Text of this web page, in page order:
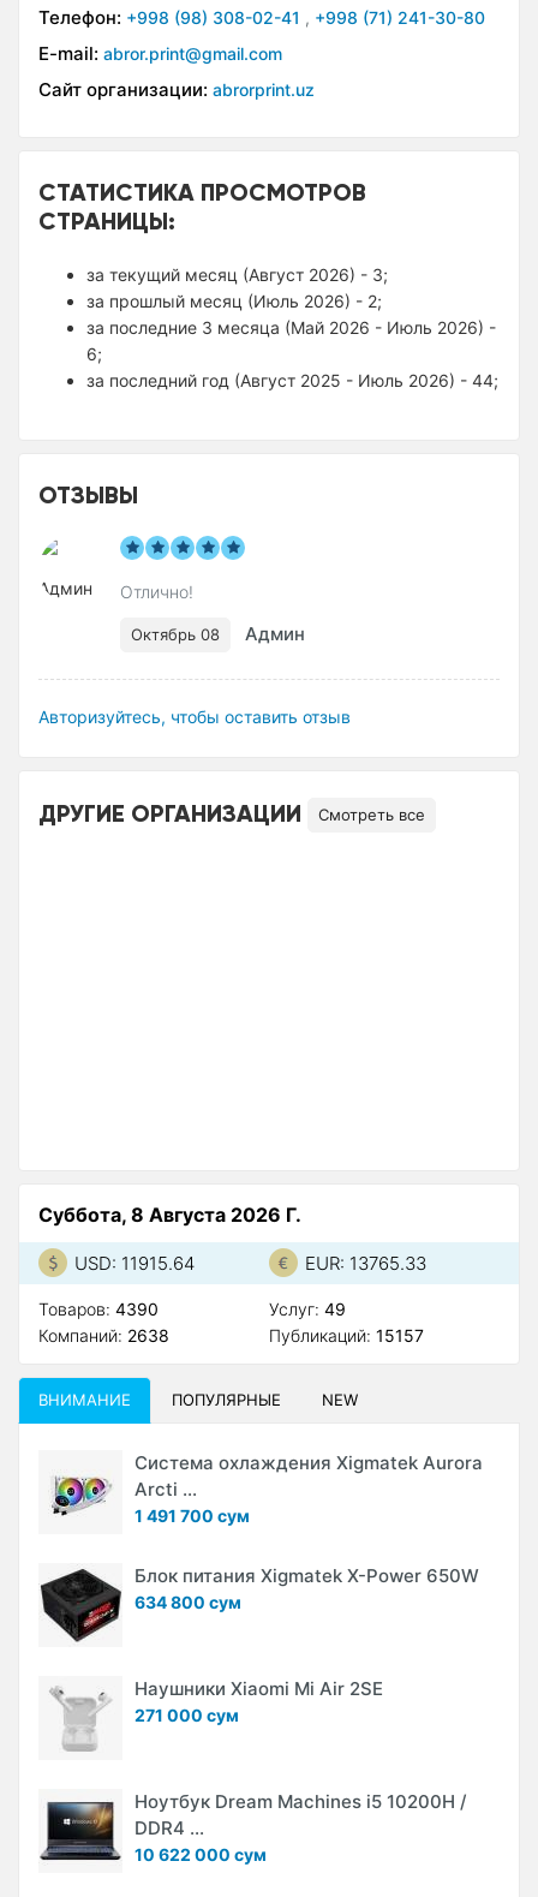
Телефон: +998 (98) 308-02-41 , +998 (71) 241-30-80
E-mail: abror.print@gmail.com
Сайт организации: abrorprint.uz
СТАТИСТИКА ПРОСМОТРОВ
СТРАНИЦЫ:
за текущий месяц (Август 2026) - 3;
за прошлый месяц (Июль 2026) - 2;
за последние 3 месяца (Май 2026 - Июль 2026) -
6;
за последний год (Август 2025 - Июль 2026) - 44;
ОТЗЫВЫ
Отлично!
Октябрь 08 Админ
Авторизуйтесь, чтобы оставить отзыв
ДРУГИЕ ОРГАНИЗАЦИИ Смотреть все
Суббота, 8 Августа 2026 Г.
USD: 11915.64 EUR: 13765.33
Товаров: 4390
Компаний: 2638
Услуг: 49
Публикаций: 15157
ВНИМАНИЕ ПОПУЛЯРНЫЕ NEW
Система охлаждения Xigmatek Aurora
Arcti ...
1 491 700 сум
Блок питания Xigmatek X-Power 650W
634 800 сум
Наушники Xiaomi Mi Air 2SE
271 000 сум
Ноутбук Dream Machines i5 10200H /
DDR4 ...
10 622 000 сум